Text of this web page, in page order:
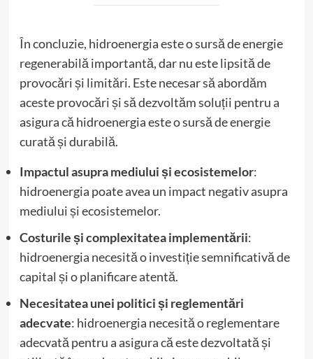
În concluzie, hidroenergia este o sursă de energie
regenerabilă importantă, dar nu este lipsită de
provocări și limitări. Este necesar să abordăm
aceste provocări și să dezvoltăm soluții pentru a
asigura că hidroenergia este o sursă de energie
curată și durabilă.
Impactul asupra mediului și ecosistemelor:
hidroenergia poate avea un impact negativ asupra
mediului și ecosistemelor.
Costurile și complexitatea implementării:
hidroenergia necesită o investiție semnificativă de
capital și o planificare atentă.
Necesitatea unei politici și reglementări
adecvate: hidroenergia necesită o reglementare
adecvată pentru a asigura că este dezvoltată și